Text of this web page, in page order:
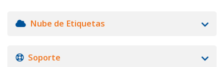
Nube de Etiquetas
Soporte